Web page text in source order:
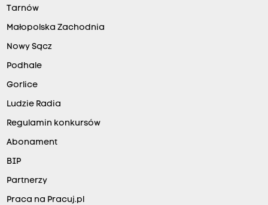
Tarnów
Małopolska Zachodnia
Nowy Sącz
Podhale
Gorlice
Ludzie Radia
Regulamin konkursów
Abonament
BIP
Partnerzy
Praca na Pracuj.pl